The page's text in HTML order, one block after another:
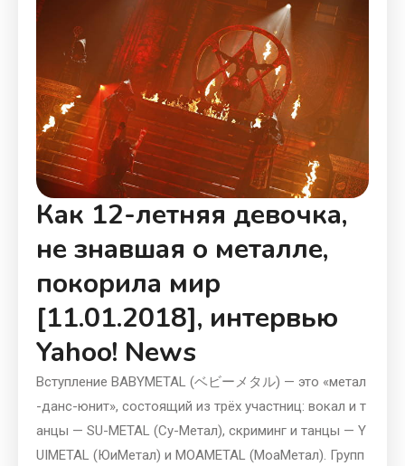
Как 12-летняя девочка,
не знавшая о металле,
покорила мир
[11.01.2018], интервью
Yahoo! News
Вступление BABYMETAL (ベビーメタル) — это «метал
-данс-юнит», состоящий из трёх участниц: вокал и т
анцы — SU-METAL (Су-Метал), скриминг и танцы — Y
UIMETAL (ЮиМетал) и MOAMETAL (МоаМетал). Групп